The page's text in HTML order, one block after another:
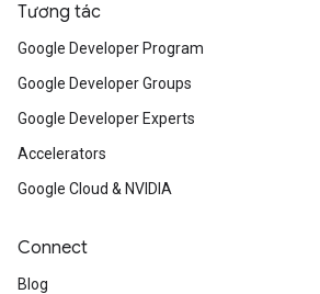
Tương tác
Google Developer Program
Google Developer Groups
Google Developer Experts
Accelerators
Google Cloud & NVIDIA
Connect
Blog